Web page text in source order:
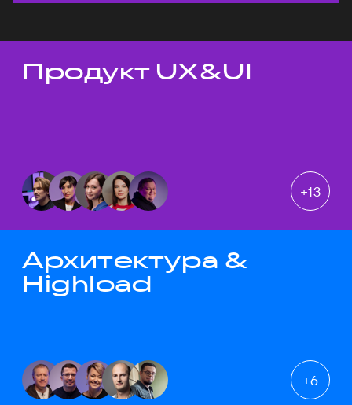
Темы докладов
Продукт UX&UI
+13
Архитектура &
Highload
+6